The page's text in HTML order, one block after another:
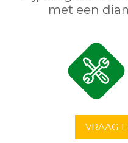
met een
VRAAG